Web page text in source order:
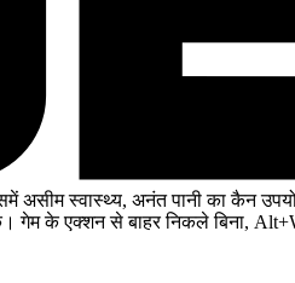
असीम स्वास्थ्य, अनंत पानी का कैन
के एक्शन से बाहर निकले बिना,